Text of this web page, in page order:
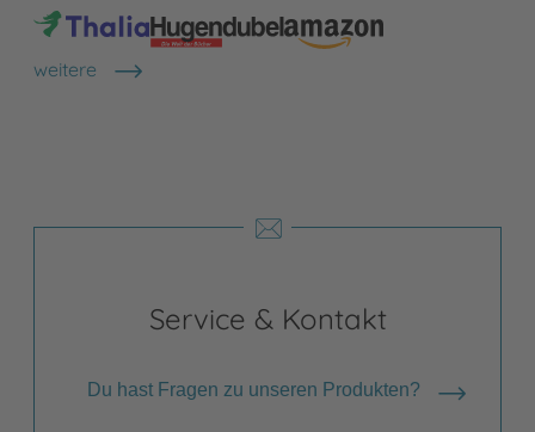
weitere
Shops anzeigen
Service & Kontakt
Du hast Fragen zu unseren Produkten?